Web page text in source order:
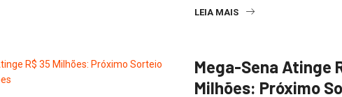
LEIA MAIS
Mega-Sena Atinge
Milhões: Próximo